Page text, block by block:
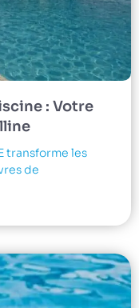
: Votre
transforme les
de